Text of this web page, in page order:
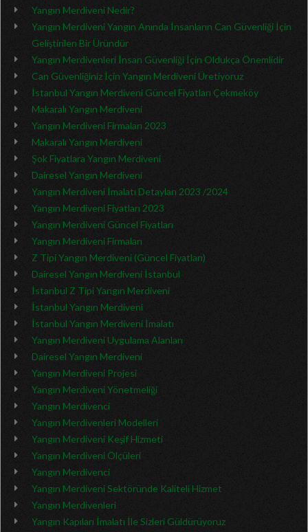
Yangın Merdiveni Nedir?
Yangın Merdiveni Yangın Anında İnsanların Can Güvenliği İçin
Geliştirilen Bir Üründür
Yangın Merdivenleri İnsan Güvenliği İçin Oldukça Önemlidir
Can Güvenliğiniz İçin Yangın Merdiveni Üretiyoruz
İstanbul Yangın Merdiveni Güncel Fiyatları Çekmeköy
Makaralı Yangın Merdiveni
Yangın Merdiveni Firmaları 2023
Makaralı Yangın Merdiveni
Şok Fiyatlara Yangın Merdiveni
Dairesel Yangın Merdiveni
Yangın Merdiveni İmalatı Detayları 2023 /2024
Yangın Merdiveni Fiyatları 2023
Yangın Merdiveni Güncel Fiyatları
Yangın Merdiveni Firmaları
Z Tipi Yangın Merdiveni (Güncel Fiyatları)
Dairesel Yangın Merdiveni İstanbul
İstanbul Z Tipi Yangın Merdiveni
İstanbul Yangın Merdiveni
İstanbul Yangın Merdiveni İmalatı
Yangın Merdiveni Uygulama Alanları
Dairesel Yangın Merdiveni
Yangın Merdiveni Projesi
Yangın Merdiveni Yönetmeliği
Yangın Merdivenci
Yangın Merdivenleri Modelleri
Yangın Merdiveni Keşif Hizmeti
Yangın Merdiveni Ölçüleri
Yangın Merdivenci
Yangın Merdiveni Sektöründe Kaliteli Hizmet
Yangın Merdivenleri
Yangın Kapıları İmalatı İle Sizleri Güldürüyoruz